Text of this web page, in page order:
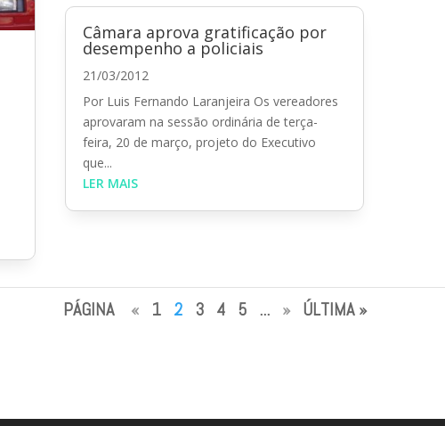
Câmara aprova gratificação por
desempenho a policiais
21/03/2012
Por Luis Fernando Laranjeira Os vereadores
aprovaram na sessão ordinária de terça-
feira, 20 de março, projeto do Executivo
que...
LER MAIS
PÁGINA « 1 2 3 4 5 ... » ÚLTIMA »